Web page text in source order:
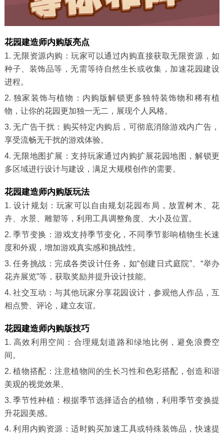
花园建造师内购版亮点
1. 无限资源内购：玩家可以通过内购直接获取无限资源，如
种子、装饰品等，无需等待自然生长或收集，加速花园建设
进程。
2. 独家装饰与植物：内购版解锁更多独特装饰物和稀有植
物，让你的花园更加独一无二，展现个人风格。
3. 无广告干扰：购买特定内购后，可彻底消除游戏内广告，
享受流畅无干扰的游戏体验。
4. 无限地图扩展：支持玩家通过内购扩展花园地图，解锁更
多区域进行设计与建设，满足大规模创作的需要。
花园建造师内购版玩法
1. 设计规划：玩家可以自由规划花园布局，放置树木、花
卉、水景、雕塑等，利用工具调整角度、大小及位置。
2. 季节变换：游戏支持季节变化，不同季节影响植物生长速
度和外观，增加游戏真实感和挑战性。
3. 任务挑战：完成各类设计任务，如“创建日式庭院”、“举办
花卉展览”等，获取奖励并提升设计技能。
4. 社交互动：与其他玩家分享花园设计，参观他人作品，互
相点赞、评论，建立友谊。
花园建造师内购版技巧
1. 高效利用空间：合理规划道路和绿地比例，避免浪费空
间。
2. 植物搭配：注意植物间的生长习性和色彩搭配，创造和谐
美观的视觉效果。
3. 季节性种植：根据季节选择适合的植物，利用季节变换提
升花园美感。
4. 利用内购资源：适时购买加速工具或特殊装饰品，快速提